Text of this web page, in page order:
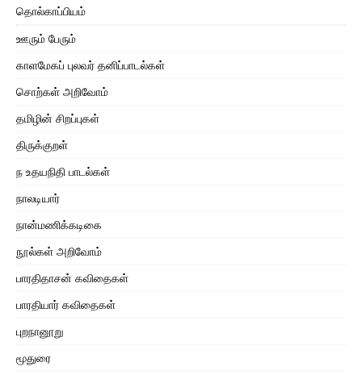
தொல்காப்பியம்
ஊரும் பேரும்
காளமேகப் புலவர் தனிப்பாடல்கள்
சொற்கள் அறிவோம்
தமிழின் சிறப்புகள்
திருக்குறள்
ந உதயநிதி பாடல்கள்
நாலடியார்
நான்மணிக்கடிகை
நூல்கள் அறிவோம்
பாரதிதாசன் கவிதைகள்
பாரதியார் கவிதைகள்
புறநானூறு
மூதுரை